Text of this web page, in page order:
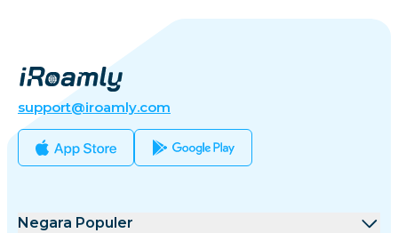
support@iroamly.com
Negara Populer